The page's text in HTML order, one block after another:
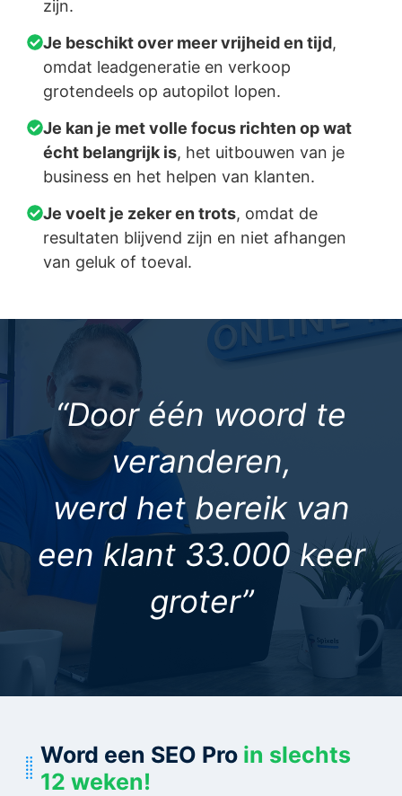
zijn.
Je beschikt over meer vrijheid en tijd,
omdat leadgeneratie en verkoop
grotendeels op autopilot lopen.
Je kan je met volle focus richten op wat
écht belangrijk is, het uitbouwen van je
business en het helpen van klanten.
Je voelt je zeker en trots, omdat de
resultaten blijvend zijn en niet afhangen
van geluk of toeval.
“Door één woord te
veranderen,
werd het bereik van
een klant 33.000 keer
groter”
Word een SEO Pro in slechts
12 weken!